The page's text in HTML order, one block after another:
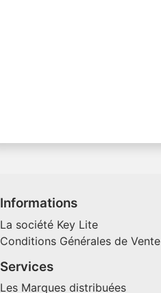
Informations
La société Key Lite
Conditions Générales de Vente
Services
Les Marques distribuées